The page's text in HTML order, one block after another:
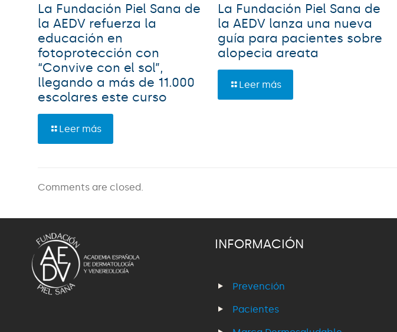
La Fundación Piel Sana de
la AEDV refuerza la
educación en
fotoprotección con
“Convive con el sol”,
llegando a más de 11.000
escolares este curso
Leer más
La Fundación Piel Sana de
la AEDV lanza una nueva
guía para pacientes sobre
alopecia areata
Leer más
Comments are closed.
INFORMACIÓN
Prevención
Pacientes